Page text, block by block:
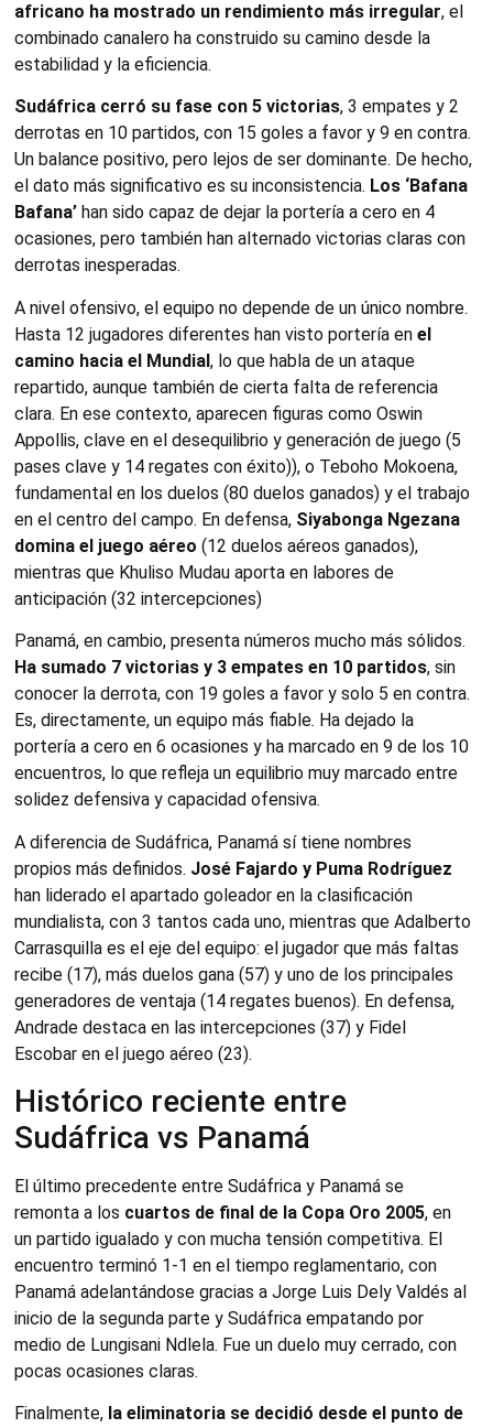
africano ha mostrado un rendimiento más irregular, el
combinado canalero ha construido su camino desde la
estabilidad y la eficiencia.
Sudáfrica cerró su fase con 5 victorias, 3 empates y 2
derrotas en 10 partidos, con 15 goles a favor y 9 en contra.
Un balance positivo, pero lejos de ser dominante. De hecho,
el dato más significativo es su inconsistencia. Los ‘Bafana
Bafana’ han sido capaz de dejar la portería a cero en 4
ocasiones, pero también han alternado victorias claras con
derrotas inesperadas.
A nivel ofensivo, el equipo no depende de un único nombre.
Hasta 12 jugadores diferentes han visto portería en el
camino hacia el Mundial, lo que habla de un ataque
repartido, aunque también de cierta falta de referencia
clara. En ese contexto, aparecen figuras como Oswin
Appollis, clave en el desequilibrio y generación de juego (5
pases clave y 14 regates con éxito)), o Teboho Mokoena,
fundamental en los duelos (80 duelos ganados) y el trabajo
en el centro del campo. En defensa, Siyabonga Ngezana
domina el juego aéreo (12 duelos aéreos ganados),
mientras que Khuliso Mudau aporta en labores de
anticipación (32 intercepciones)
Panamá, en cambio, presenta números mucho más sólidos.
Ha sumado 7 victorias y 3 empates en 10 partidos, sin
conocer la derrota, con 19 goles a favor y solo 5 en contra.
Es, directamente, un equipo más fiable. Ha dejado la
portería a cero en 6 ocasiones y ha marcado en 9 de los 10
encuentros, lo que refleja un equilibrio muy marcado entre
solidez defensiva y capacidad ofensiva.
A diferencia de Sudáfrica, Panamá sí tiene nombres
propios más definidos. José Fajardo y Puma Rodríguez
han liderado el apartado goleador en la clasificación
mundialista, con 3 tantos cada uno, mientras que Adalberto
Carrasquilla es el eje del equipo: el jugador que más faltas
recibe (17), más duelos gana (57) y uno de los principales
generadores de ventaja (14 regates buenos). En defensa,
Andrade destaca en las intercepciones (37) y Fidel
Escobar en el juego aéreo (23).
Histórico reciente entre
Sudáfrica vs Panamá
El último precedente entre Sudáfrica y Panamá se
remonta a los cuartos de final de la Copa Oro 2005, en
un partido igualado y con mucha tensión competitiva. El
encuentro terminó 1-1 en el tiempo reglamentario, con
Panamá adelantándose gracias a Jorge Luis Dely Valdés al
inicio de la segunda parte y Sudáfrica empatando por
medio de Lungisani Ndlela. Fue un duelo muy cerrado, con
pocas ocasiones claras.
Finalmente, la eliminatoria se decidió desde el punto de